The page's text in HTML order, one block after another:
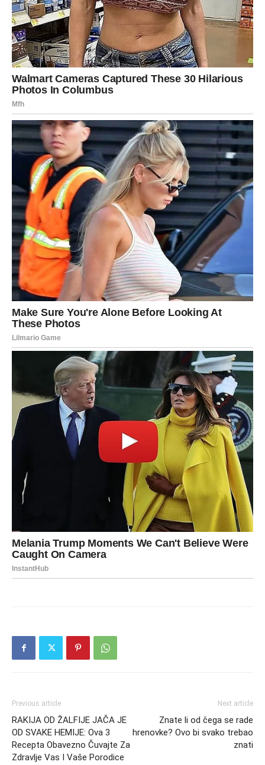
Previous article
RAKIJA OD ŽALFIJE JAČA JE
OD SVAKE HEMIJE: Ova 3
Recepta Obavezno Čuvajte Za
Zdravlje Vas I Vaše Porodice
Next article
Znate li od čega se rade
hrenovke? Ovo bi svako trebao
znati